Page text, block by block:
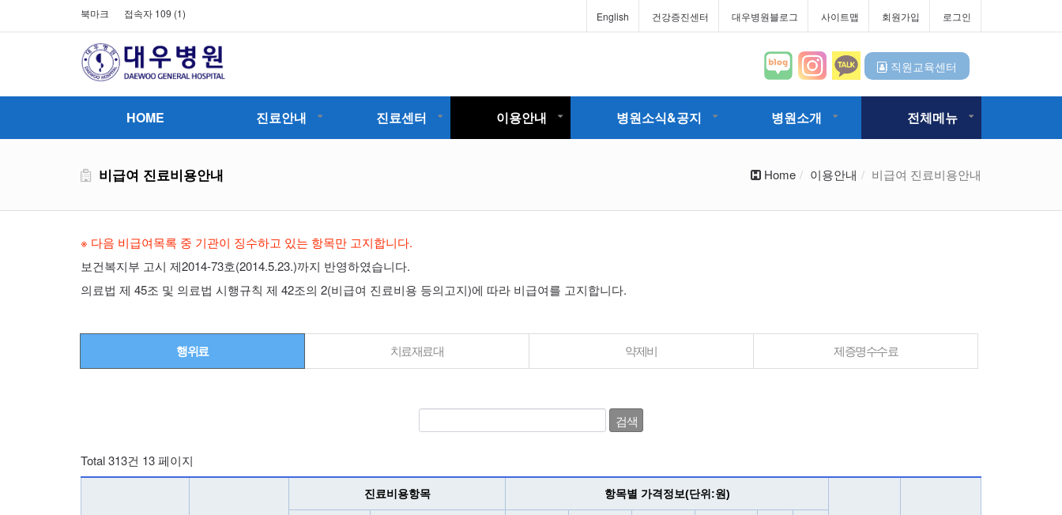
북마크 접속자 109 (1) English 건강증진센터 대우병원블로그 사이트맵 회원가입 로그인
직원교육센터
HOME 진료안내 진료센터 이용안내 병원소식&공지 병원소개 전체메뉴
비급여 진료비용안내 Home 이용안내 비급여 진료비용안내
※ 다음 비급여목록 중 기관이 징수하고 있는 항목만 고지합니다.
보건복지부 고시 제2014-73호(2014.5.23.)까지 반영하였습니다.
의료법 제 45조 및 의료법 시행규칙 제 42조의 2(비급여 진료비용 등의고지)에 따라 비급여를 고지합니다.
행위료 치료재료대 약제비 제증명수수료
Total 313건 13 페이지
진료비용항목 항목별 가격정보(단위:원)